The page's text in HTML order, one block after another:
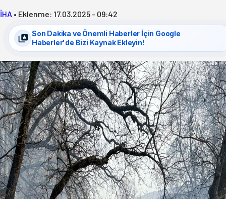
İHA • Eklenme: 17.03.2025 - 09:42
Son Dakika ve Önemli Haberler İçin Google
Haberler'de Bizi Kaynak Ekleyin!